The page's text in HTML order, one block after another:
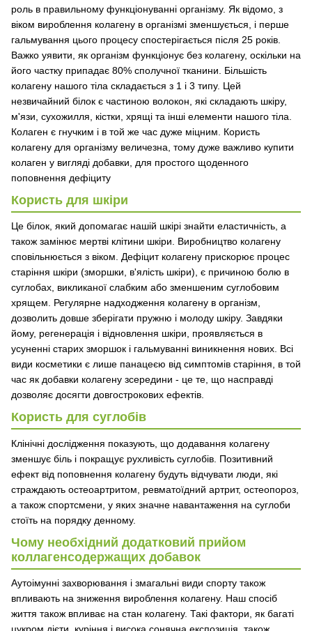
роль в правильному функціонуванні організму. Як відомо, з
віком вироблення колагену в організмі зменшується, і перше
гальмування цього процесу спостерігається після 25 років.
Важко уявити, як організм функціонує без колагену, оскільки на
його частку припадає 80% сполучної тканини. Більшість
колагену нашого тіла складається з 1 і 3 типу. Цей
незвичайний білок є частиною волокон, які складають шкіру,
м'язи, сухожилля, кістки, хрящі та інші елементи нашого тіла.
Колаген є гнучким і в той же час дуже міцним. Користь
колагену для організму величезна, тому дуже важливо купити
колаген у вигляді добавки, для простого щоденного
поповнення дефіциту
Користь для шкіри
Це білок, який допомагає нашій шкірі знайти еластичність, а
також замінює мертві клітини шкіри. Виробництво колагену
сповільнюється з віком. Дефіцит колагену прискорює процес
старіння шкіри (зморшки, в'ялість шкіри), є причиною болю в
суглобах, викликаної слабким або зменшеним суглобовим
хрящем. Регулярне надходження колагену в організм,
дозволить довше зберігати пружню і молоду шкіру. Завдяки
йому, регенерація і відновлення шкіри, проявляється в
усуненні старих зморшок і гальмуванні виникнення нових. Всі
види косметики є лише панацеєю від симптомів старіння, в той
час як добавки колагену зсередини - це те, що насправді
дозволяє досягти довгострокових ефектів.
Користь для суглобів
Клінічні дослідження показують, що додавання колагену
зменшує біль і покращує рухливість суглобів. Позитивний
ефект від поповнення колагену будуть відчувати люди, які
страждають остеоартритом, ревматоїдний артрит, остеопороз,
а також спортсмени, у яких значне навантаження на суглоби
стоїть на порядку денному.
Чому необхідний додатковий прийом
коллагенсодержащих добавок
Аутоімунні захворювання і змагальні види спорту також
впливають на зниження вироблення колагену. Наш спосіб
життя також впливає на стан колагену. Такі фактори, як багаті